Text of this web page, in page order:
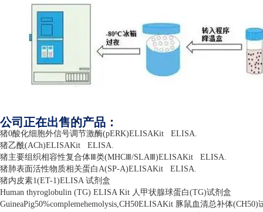
公司正在出售的产品：
猪0酸化细胞外信号调节激酶(pERK)ELISAKit
ELISA.
猪乙酰(ACh)ELISAKit
ELISA.
猪主要组织相容性复合体Ⅲ类(MHC /SLA )ELISAKit
ELISA.
猪肺表面活性物质相关蛋白A(SP-A)ELISAKit
ELISA.
猪内皮素1(ET-1)ELISA 试剂盒
Human thyroglobulin (TG) ELISA Kit 人甲状腺球蛋白(TG)试剂盒
GuineaPig50%complemehemolysis,CH50ELISAKit 豚鼠血清总补体(CH50)